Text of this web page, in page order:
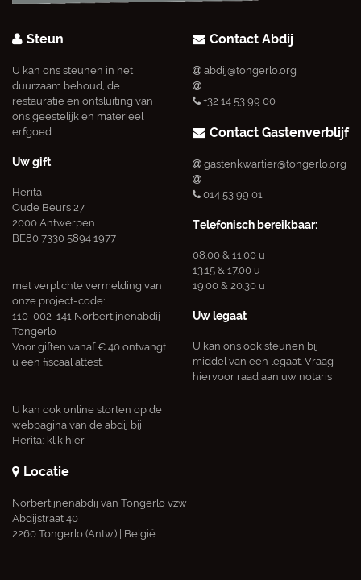
Steun
U kan ons steunen in het
duurzaam behoud, de
restauratie en ontsluiting van
ons geestelijk en materieel
erfgoed.
Uw gift
Herita
Oude Beurs 27
2000 Antwerpen
BE80 7330 5894 1977
met verplichte vermelding van
onze project-code:
110-002-141 Norbertijnenabdij
Tongerlo
Voor giften vanaf € 40 ontvangt
u een fiscaal attest.
U kan ook online storten op de
webpagina van de abdij bij
Herita: klik hier
Contact Abdij
abdij@tongerlo.org
+32 14 53 99 00
Contact Gastenverblijf
gastenkwartier@tongerlo.org
014 53 99 01
Telefonisch bereikbaar:
08.00 & 11.00 u
13.15 & 17.00 u
19.00 & 20.30 u
Uw legaat
U kan ons ook steunen bij
middel van een legaat. Vraag
hiervoor raad aan uw notaris
Locatie
Norbertijnenabdij van Tongerlo vzw
Abdijstraat 40
2260 Tongerlo (Antw.) | België